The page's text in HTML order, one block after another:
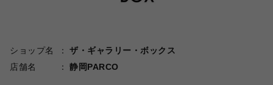
ショップ名
ザ・ギャラリー・ボックス
店舗名
静岡PARCO